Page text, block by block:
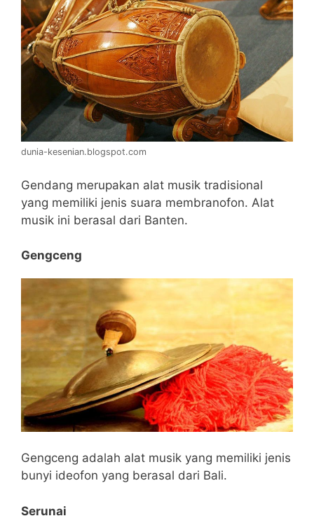
dunia-kesenian.blogspot.com
Gendang merupakan alat musik tradisional
yang memiliki jenis suara membranofon. Alat
musik ini berasal dari Banten.
Gengceng
Gengceng adalah alat musik yang memiliki jenis
bunyi ideofon yang berasal dari Bali.
Serunai